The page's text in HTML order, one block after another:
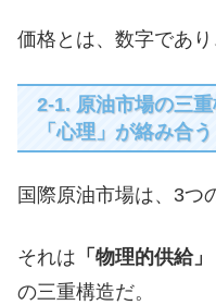
価格とは、数字であ
2-1. 原油市場の三
「心理」が絡み合う
国際原油市場は、3つ
それは 「物理的供給
の三重構造だ。